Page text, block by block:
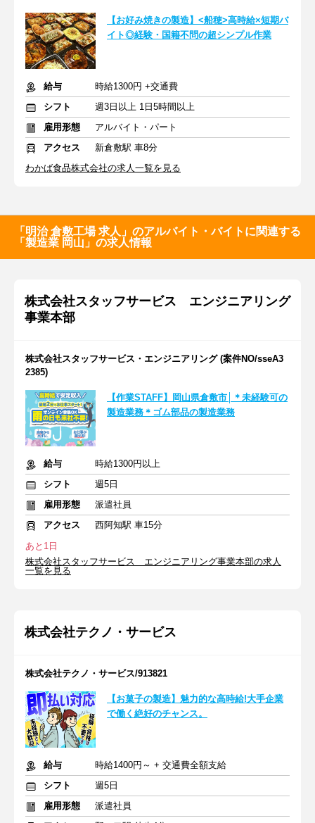
【お好み焼きの製造】<船穂>高時給×短期バ
イト◎経験・国籍不問の超シンプル作業
給与
時給1300円 +交通費
シフト
週3日以上 1日5時間以上
雇用形態
アルバイト・パート
アクセス
新倉敷駅 車8分
わかば食品株式会社の求人一覧を見る
「明治 倉敷工場 求人」のアルバイト・バイトに関連する
「製造業 岡山」の求人情報
株式会社スタッフサービス エンジニアリング
事業本部
株式会社スタッフサービス・エンジニアリング (案件NO/sseA3
2385)
【作業STAFF】岡山県倉敷市│＊未経験可の
製造業務＊ゴム部品の製造業務
給与
時給1300円以上
シフト
週5日
雇用形態
派遣社員
アクセス
西阿知駅 車15分
あと1日
株式会社スタッフサービス エンジニアリング事業本部の求人
一覧を見る
株式会社テクノ・サービス
株式会社テクノ・サービス/913821
【お菓子の製造】魅力的な高時給!大手企業
で働く絶好のチャンス。
給与
時給1400円～ + 交通費全額支給
シフト
週5日
雇用形態
派遣社員